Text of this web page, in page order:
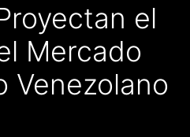
el
Mercado
Venezolano